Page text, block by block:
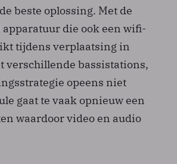
beste oplossing. Met de
die ook een wifi-
tijdens verplaatsing in
verschillende bassistations,
opeens niet
gaat te vaak opnieuw een
waardoor video en audio